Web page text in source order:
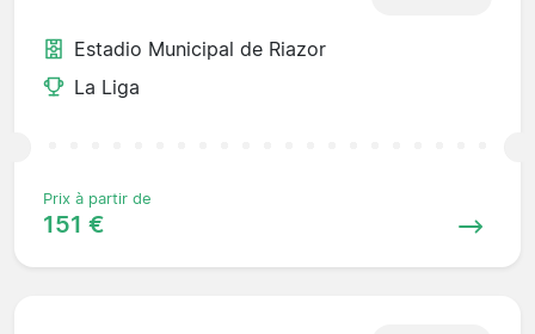
Estadio Municipal de Riazor
La Liga
Prix à partir de
151 €